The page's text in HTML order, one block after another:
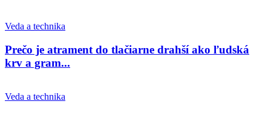
Veda a technika
Prečo je atrament do tlačiarne drahší ako ľudská
krv a gram...
Veda a technika